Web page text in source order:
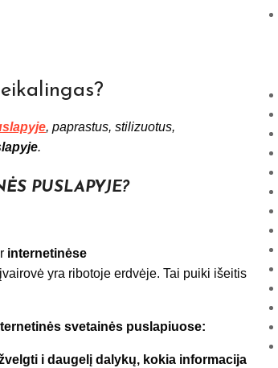
, paprastus, stilizuotus,
.
PUSLAPYJE?
internetinėse
yra ribotoje erdvėje. Tai puiki išeitis
svetainės puslapiuose:
i daugelį dalykų, kokia informacija